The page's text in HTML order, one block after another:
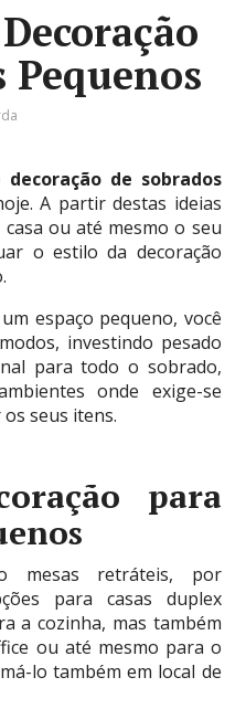
Pequenos
de sobrados
A partir destas ideias
ou até mesmo o seu
o estilo da decoração
espaço pequeno, você
investindo pesado
para todo o sobrado,
onde exige-se
seus itens.
para
mesas retráteis, por
para casas duplex
a cozinha, mas também
ou até mesmo para o
lo também em local de